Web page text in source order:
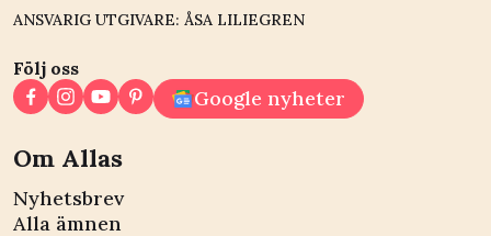
ANSVARIG UTGIVARE: ÅSA LILIEGREN
Följ oss
Google nyheter
Om Allas
Nyhetsbrev
Alla ämnen